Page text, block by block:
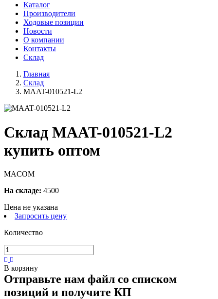
Каталог
Производители
Ходовые позиции
Новости
О компании
Контакты
Склад
Главная
Склад
MAAT-010521-L2
Склад MAAT-010521-L2
купить оптом
MACOM
На складе: 4500
Цена не указана
Запросить цену
Количество
В корзину
Отправьте нам файл со списком
позиций и получите КП